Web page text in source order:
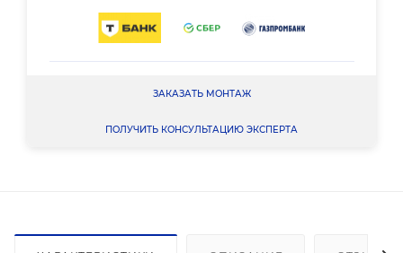
ЗАКАЗАТЬ МОНТАЖ
ПОЛУЧИТЬ КОНСУЛЬТАЦИЮ ЭКСПЕРТА